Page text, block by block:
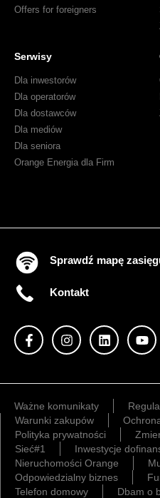
Offers for foreigners
Serwisy
Dla inwestorów
Dla operatorów
Dla dostawców
Dla mediów
Dla seniora
Orange Energia dla Firm
Sprawdź mapę
Kontakt
Ważne komunikaty
Warunki zakupów
Polityka prywatności
Sieć#1
Inwestycje
Nieruchomości Orange
Odpowiedzialny biznes
Telefon domowy
Dbam o